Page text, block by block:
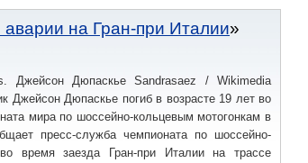
на Гран-при Италии
Джейсон Дюпаскье Sandrasaez / Wikimedia
Джейсон Дюпаскье погиб в возрасте 19 лет во
мира по шоссейно-кольцевым мотогонкам в
пресс-служба чемпионата по шоссейно-
время заезда Гран-при Италии на трассе